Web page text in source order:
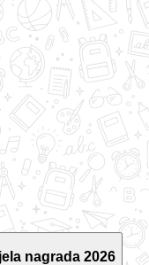
nagrada 2026